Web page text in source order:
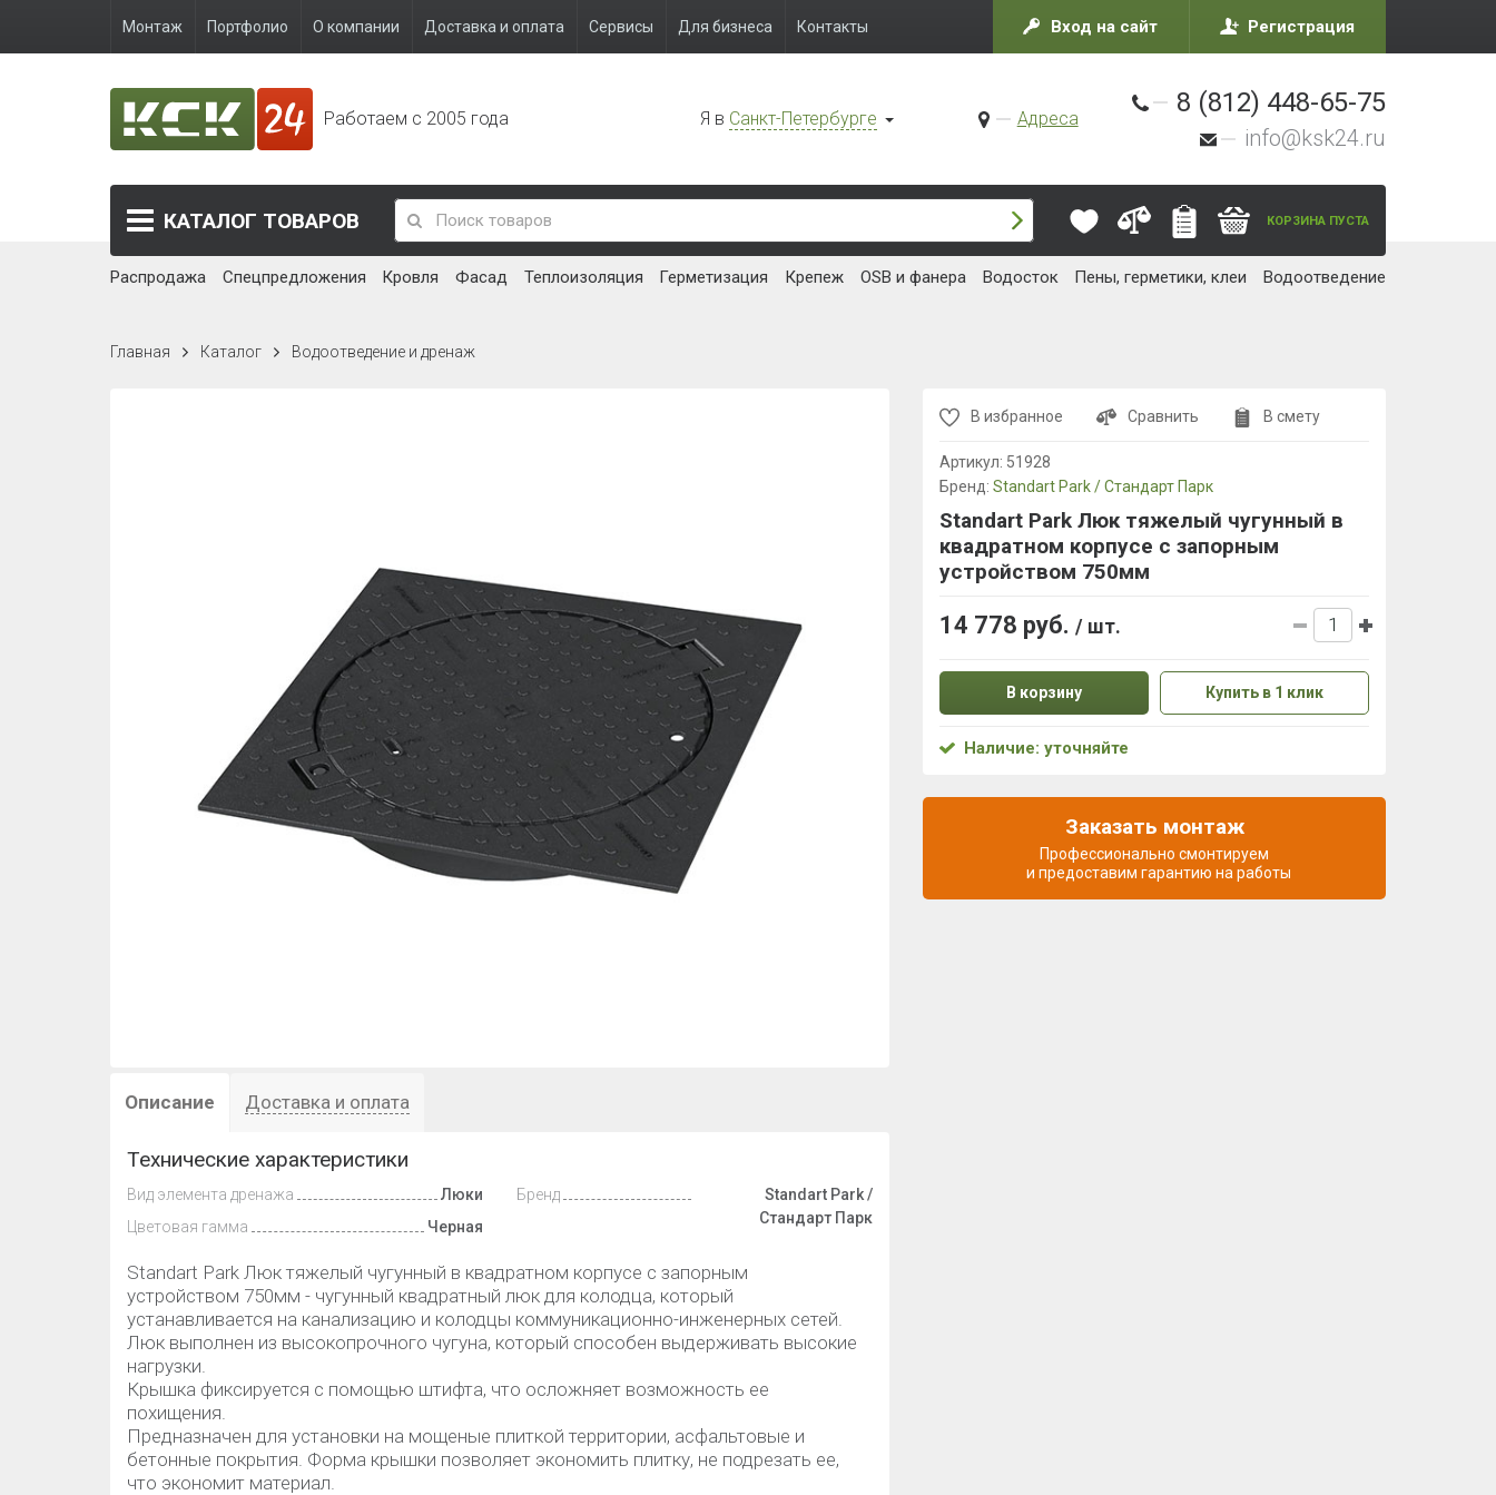
Монтаж Портфолио О компании Доставка и оплата Сервисы Для бизнеса Контакты Вход на сайт Регистрация
Работаем с 2005 года Я в Санкт-Петербурге Адреса
8 (812) 448-65-75
info@ksk24.ru
КАТАЛОГ ТОВАРОВ КОРЗИНА ПУСТА
Распродажа Спецпредложения Кровля Фасад Теплоизоляция Герметизация Крепеж OSB и фанера Водосток Пены, герметики, клеи Водоотведение
Главная Каталог Водоотведение и дренаж
Описание Доставка и оплата
Технические характеристики
Вид элемента дренажа
Люки
Цветовая гамма
Черная
Бренд
Standart Park /
Стандарт Парк
Standart Park Люк тяжелый чугунный в квадратном корпусе с запорным
устройством 750мм - чугунный квадратный люк для колодца, который
устанавливается на канализацию и колодцы коммуникационно-инженерных сетей.
Люк выполнен из высокопрочного чугуна, который способен выдерживать высокие
нагрузки.
Крышка фиксируется с помощью штифта, что осложняет возможность ее
похищения.
Предназначен для установки на мощеные плиткой территории, асфальтовые и
бетонные покрытия. Форма крышки позволяет экономить плитку, не подрезать ее,
что экономит материал.
В избранное Сравнить В смету
Артикул: 51928
Бренд: Standart Park / Стандарт Парк
Standart Park Люк тяжелый чугунный в
квадратном корпусе с запорным
устройством 750мм
14 778 руб. / шт.
В корзину Купить в 1 клик
Наличие: уточняйте
Заказать монтаж
Профессионально смонтируем
и предоставим гарантию на работы